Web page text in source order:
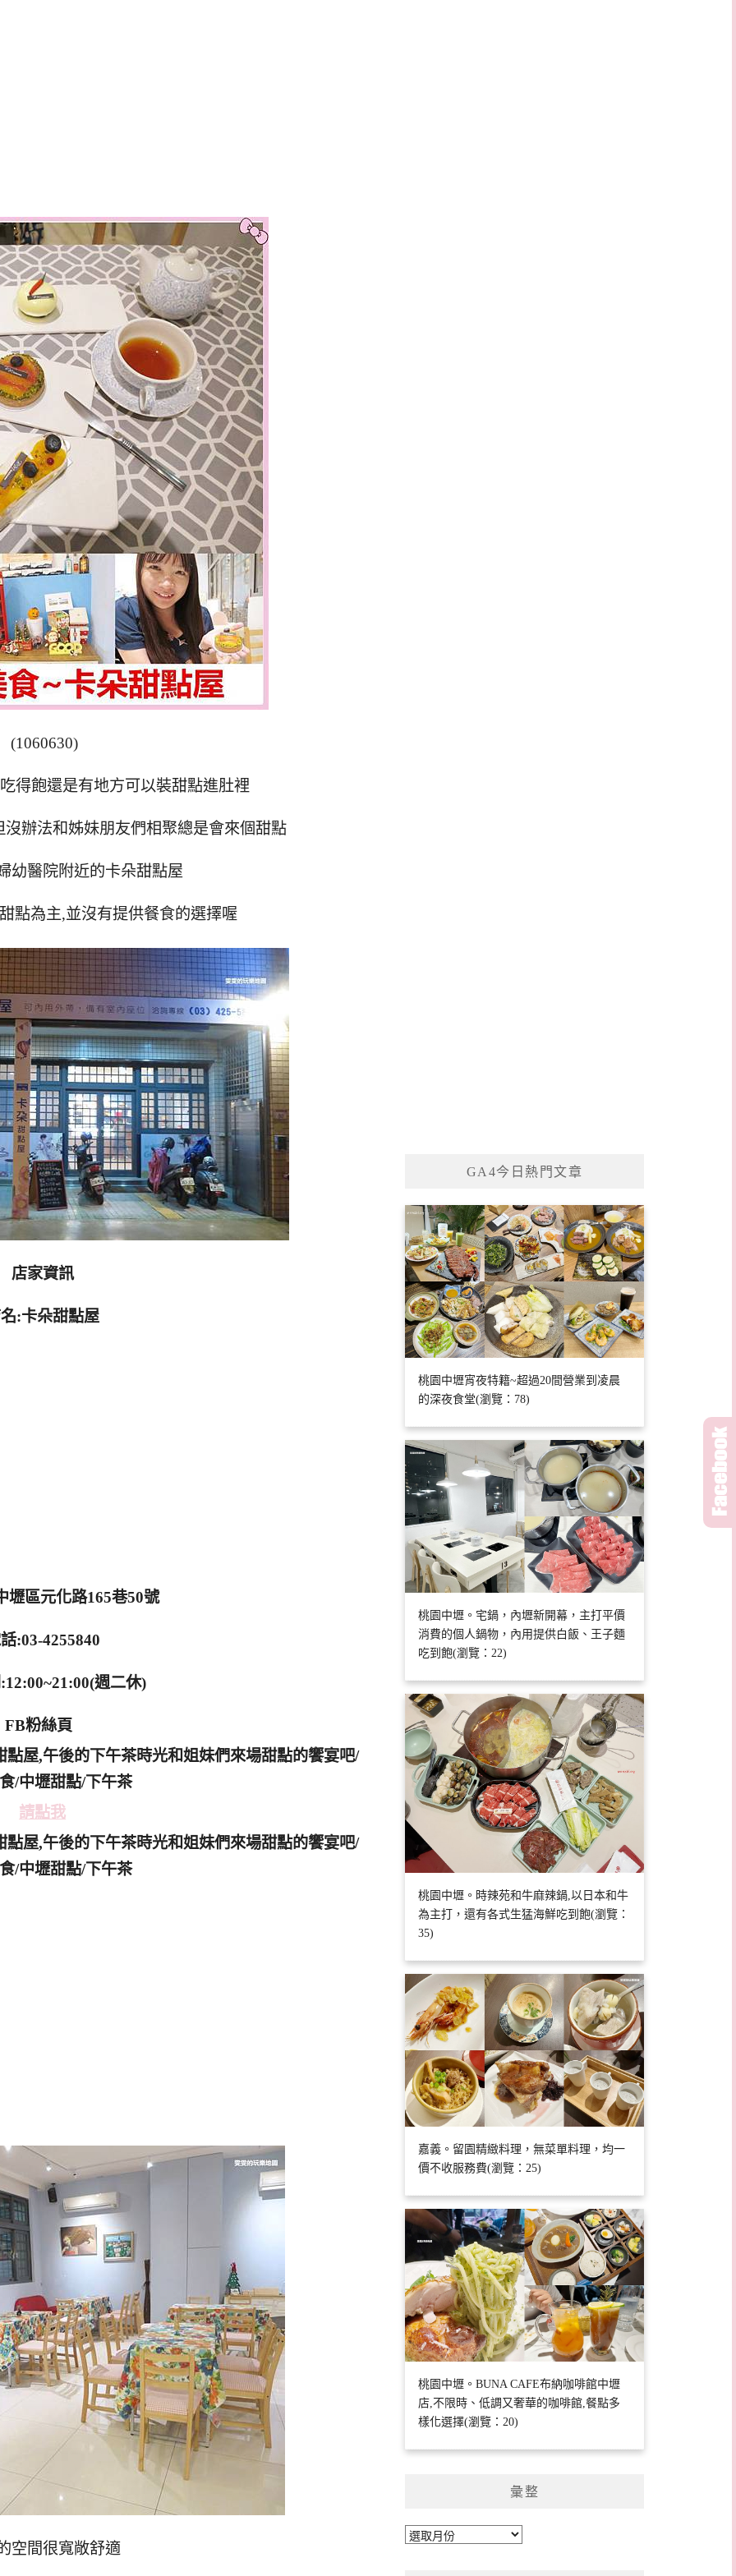
(1060630)
得飽還是有地方可以裝甜點進肚裡
辦法和姊妹朋友們相聚總是會來個甜點
幼醫院附近的卡朵甜點屋
點為主,並沒有提供餐食的選擇喔
店家資訊
:卡朵甜點屋
壢區元化路165巷50號
:03-4255840
週二休)
FB粉絲頁
請點我
空間很寬敞舒適
GA4今日熱門文章
桃園中壢宵夜特籍~超過20間營業到凌晨
的深夜食堂(瀏覽：78)
桃園中壢。宅鍋，內壢新開幕，主打平價
消費的個人鍋物，內用提供白飯、王子麵
吃到飽(瀏覽：22)
桃園中壢。時辣苑和牛麻辣鍋,以日本和牛
為主打，還有各式生猛海鮮吃到飽(瀏覽：
35)
嘉義。留園精緻料理，無菜單料理，均一
價不收服務費(瀏覽：25)
桃園中壢。BUNA CAFE布納咖啡館中壢
店,不限時、低調又奢華的咖啡館,餐點多
樣化選擇(瀏覽：20)
彙整
彙